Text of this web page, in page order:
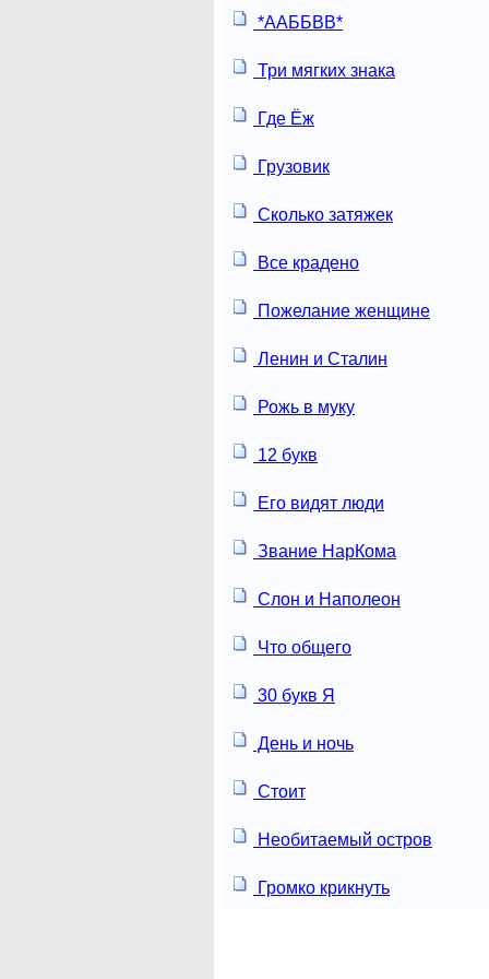
*ААББВВ*
Три мягких знака
Где Ёж
Грузовик
Сколько затяжек
Все крадено
Пожелание женщине
Ленин и Сталин
Рожь в муку
12 букв
Его видят люди
Звание НарКома
Слон и Наполеон
Что общего
30 букв Я
День и ночь
Стоит
Необитаемый остров
Громко крикнуть